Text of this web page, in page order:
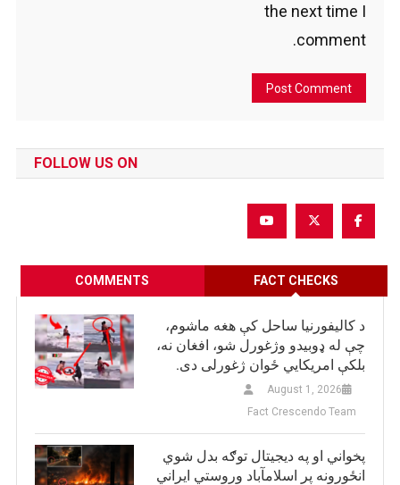
the next time I
comment.
FOLLOW US ON
FACT CHECKS
COMMENTS
د کالیفورنیا ساحل کې هغه ماشوم،
چې له ډوبیدو وژغورل شو، افغان نه،
بلکې امریکایي ځوان ژغورلی دی.
August 1, 2026
Fact Crescendo Team
پخواني او په دیجیتال توګه بدل شوي
انځورونه پر اسلامآباد وروستي ایراني